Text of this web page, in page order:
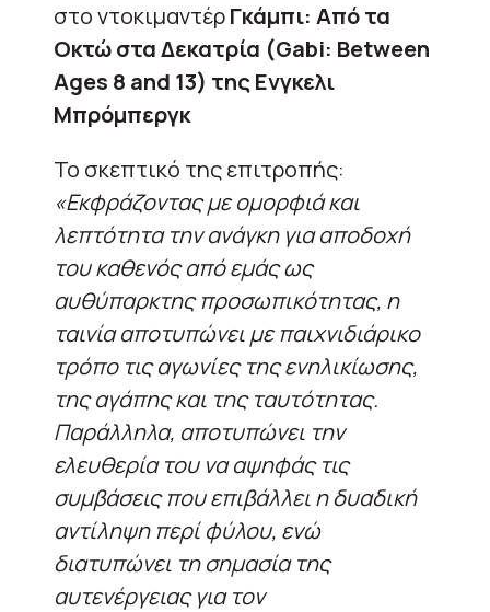
στο ντοκιμαντέρΓκάμπι: Aπό τα
Οκτώ στα Δεκατρία (Gabi: Between
Ages 8 and 13) της Ενγκελι
Μπρόμπεργκ
Το σκεπτικό της επιτροπής:
«Εκφράζοντας με ομορφιά και
λεπτότητα την ανάγκη για αποδοχή
του καθενός από εμάς ως
αυθύπαρκτης προσωπικότητας, η
ταινία αποτυπώνει με παιχνιδιάρικο
τρόπο τις αγωνίες της ενηλικίωσης,
της αγάπης και της ταυτότητας.
Παράλληλα, αποτυπώνει την
ελευθερία του να αψηφάς τις
συμβάσεις που επιβάλλει η δυαδική
αντίληψη περί φύλου, ενώ
διατυπώνει τη σημασία της
αυτενέργειας για τον